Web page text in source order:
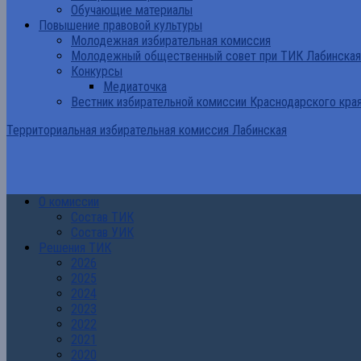
Обучающие материалы
Повышение правовой культуры
Молодежная избирательная комиссия
Молодежный общественный совет при ТИК Лабинская
Конкурсы
Медиаточка
Вестник избирательной комиссии Краснодарского
Территориальная избирательная комиссия Лабинская
О комиссии
Состав ТИК
Состав УИК
Решения ТИК
2026
2025
2024
2023
2022
2021
2020